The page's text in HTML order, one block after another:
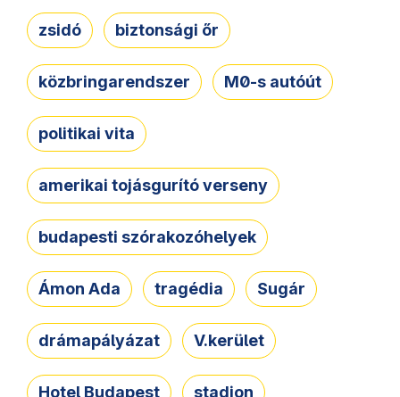
zsidó biztonsági őr
közbringarendszer M0-s autóút
politikai vita
amerikai tojásgurító verseny
budapesti szórakozóhelyek
Ámon Ada tragédia Sugár
drámapályázat V.kerület
Hotel Budapest stadion